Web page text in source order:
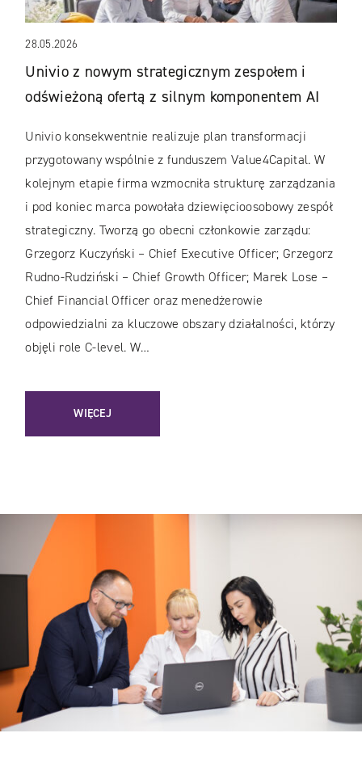
28.05.2026
Univio z nowym strategicznym zespołem i
odświeżoną ofertą z silnym komponentem AI
Univio konsekwentnie realizuje plan transformacji
przygotowany wspólnie z funduszem Value4Capital. W
kolejnym etapie firma wzmocniła strukturę zarządzania
i pod koniec marca powołała dziewięcioosobowy zespół
strategiczny. Tworzą go obecni członkowie zarządu:
Grzegorz Kuczyński – Chief Executive Officer; Grzegorz
Rudno-Rudziński – Chief Growth Officer; Marek Lose –
Chief Financial Officer oraz menedżerowie
odpowiedzialni za kluczowe obszary działalności, którzy
objęli role C-level. W…
WIĘCEJ